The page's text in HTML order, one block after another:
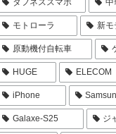
モトローラ 新モ
原動機付自転車
HUGE ELECOM
iPhone
Galaxe-S25 ジ